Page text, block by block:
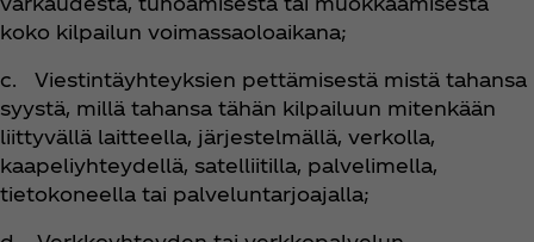
koko kilpailun voimassaoloaikana;
c. Viestintäyhteyksien pettämisestä mistä tahansa
syystä, millä tahansa tähän kilpailuun mitenkään
liittyvällä laitteella, järjestelmällä, verkolla,
kaapeliyhteydellä, satelliitilla, palvelimella,
tietokoneella tai palveluntarjoajalla;